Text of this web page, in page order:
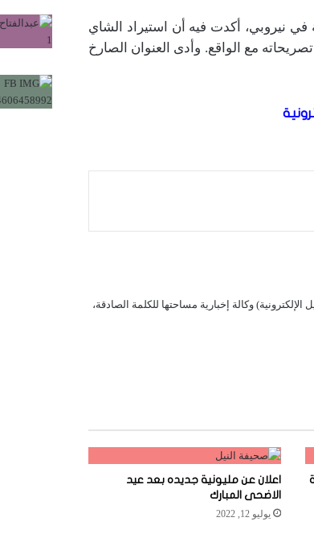
نيروبي، أكدت فيه أن استيراد الشاي
مع الواقع. وأدى العنوان الصارخ
وكالة إخبارية مساحتها للكلمة الصادقة،
اعلان عن مليونية جديده بعد عيد
الاضحى المبارك
يوليو 12, 2022